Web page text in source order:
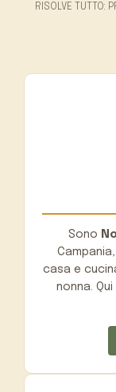
RISOLVE TUTTO:
Sono
casa e
nonna.